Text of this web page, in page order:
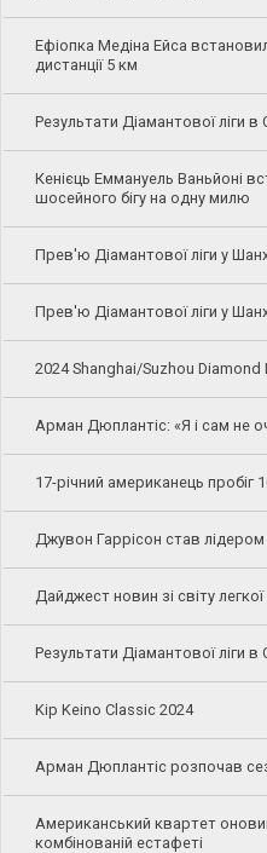
Ефіопка Медіна Ейса
дистанції 5 км
Результати Діамантової ліги в
Кенієць Еммануель Ваньйоні
шосейного бігу на одну милю
Прев'ю Діамантової ліги у
Прев'ю Діамантової ліги у
2024 Shanghai/Suzhou Diamond
Арман Дюплантіс: «Я і сам не
17-річний американець пробіг
Джувон Гаррісон став лідером
Дайджест новин зі світу
Результати Діамантової ліги в
Kip Keino Classic 2024
Арман Дюплантіс розпочав
Американський квартет
комбінованій естафеті